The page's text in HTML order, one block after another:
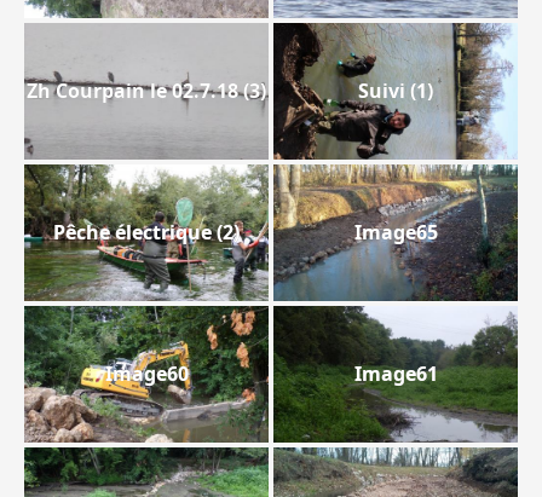
Zh Courpain le 02.7.18 (3) Suivi (1)
Pêche électrique (2) Image65
Image60 Image61